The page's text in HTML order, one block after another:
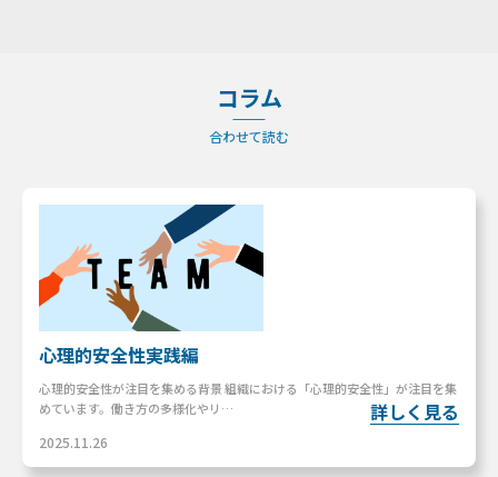
コラム
合わせて読む
心理的安全性実践編
心理的安全性が注目を集める背景 組織における「心理的安全性」が注目を集
めています。働き方の多様化やリ…
詳しく見る
2025.11.26